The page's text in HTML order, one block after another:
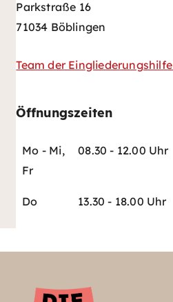
Parkstraße 16
71034 Böblingen
Team der Eingliederungshilfe
Öffnungszeiten
Mo - Mi,
Fr
08.30 - 12.00 Uhr
Do 13.30 - 18.00 Uhr